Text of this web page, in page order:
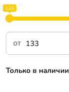
133
от
Только в наличии